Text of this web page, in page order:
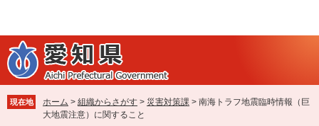
ジ
の
先
で
す
ュ
ー
を
ば
し
現在地 ホーム > 組織からさがす > 災害対策課 > 南海トラフ地震臨時情報（巨
大地震注意）に関すること